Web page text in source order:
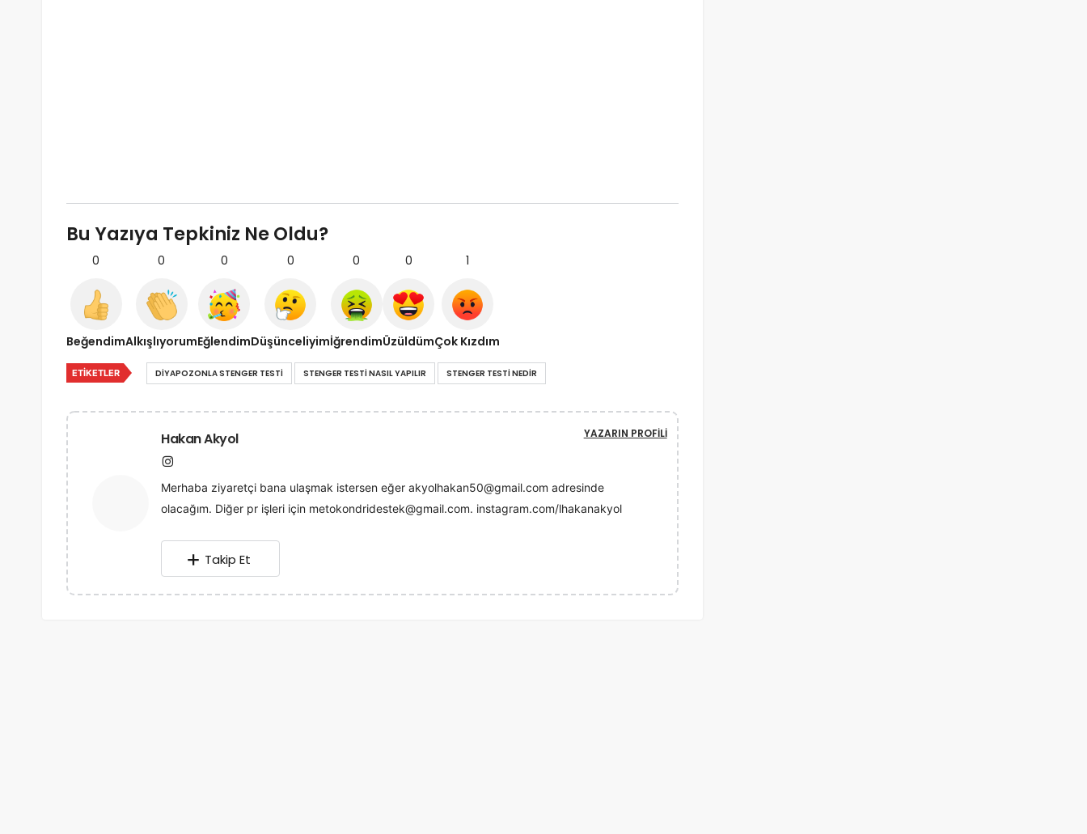
Bu Yazıya Tepkiniz Ne Oldu?
0
Beğendim
0
Alkışlıyorum
0
Eğlendim
0
Düşünceliyim
0
İğrendim
0
Üzüldüm
1
Çok Kızdım
ETIKETLER DIYAPOZONLA STENGER TESTI STENGER TESTI NASIL YAPILIR STENGER TESTI NEDIR
Hakan Akyol
Merhaba ziyaretçi bana ulaşmak istersen eğer akyolhakan50@gmail.com adresinde
olacağım. Diğer pr işleri için metokondridestek@gmail.com. instagram.com/lhakanakyol
YAZARIN PROFILI
Takip Et